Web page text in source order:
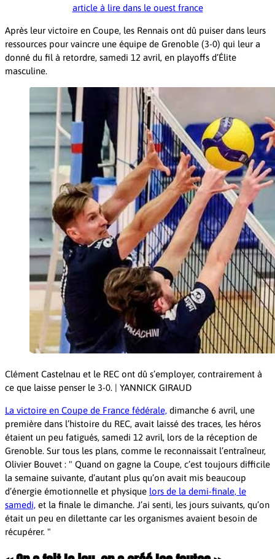
article à lire dans le ouest france
Après leur victoire en Coupe, les Rennais ont dû puiser dans leurs
ressources pour vaincre une équipe de Grenoble (3-0) qui leur a
donné du fil à retordre, samedi 12 avril, en playoffs d’Élite
masculine.
Clément Castelnau et le REC ont dû s’employer, contrairement à
ce que laisse penser le 3-0. | YANNICK GIRAUD
La victoire en Coupe de France fédérale, dimanche 6 avril, une
première dans l’histoire du REC, avait laissé des traces, les héros
étaient un peu fatigués, samedi 12 avril, lors de la réception de
Grenoble. Sur tous les plans, comme le reconnaissait l’entraîneur,
Olivier Bouvet :
Quand on gagne la Coupe, c’est toujours difficile
la semaine suivante, d’autant plus qu’on avait mis beaucoup
d’énergie émotionnelle et physique lors de la demi-finale, le
samedi, et la finale le dimanche. J’ai senti, les jours suivants, qu’on
était un peu en dilettante car les organismes avaient besoin de
récupérer.